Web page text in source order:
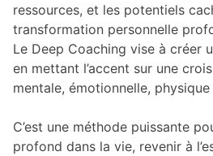
ressources, et les potentiels
transformation personnelle
Le Deep Coaching vise à créer
en mettant l’accent sur une
mentale, émotionnelle,
C’est une méthode puissante
profond dans la vie, revenir à